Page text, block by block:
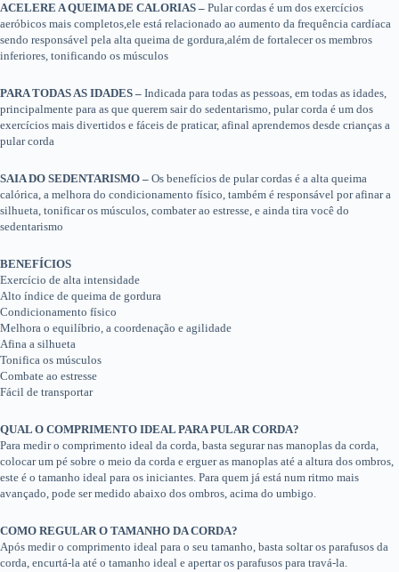
ACELERE A QUEIMA DE CALORIAS – Pular cordas é um dos exercícios
aeróbicos mais completos,ele está relacionado ao aumento da frequência cardíaca
sendo responsável pela alta queima de gordura,além de fortalecer os membros
inferiores, tonificando os músculos
PARA TODAS AS IDADES – Indicada para todas as pessoas, em todas as idades,
principalmente para as que querem sair do sedentarismo, pular corda é um dos
exercícios mais divertidos e fáceis de praticar, afinal aprendemos desde crianças a
pular corda
SAIA DO SEDENTARISMO – Os benefícios de pular cordas é a alta queima
calórica, a melhora do condicionamento físico, também é responsável por afinar a
silhueta, tonificar os músculos, combater ao estresse, e ainda tira você do
sedentarismo
BENEFÍCIOS
Exercício de alta intensidade
Alto índice de queima de gordura
Condicionamento físico
Melhora o equilíbrio, a coordenação e agilidade
Afina a silhueta
Tonifica os músculos
Combate ao estresse
Fácil de transportar
QUAL O COMPRIMENTO IDEAL PARA PULAR CORDA?
Para medir o comprimento ideal da corda, basta segurar nas manoplas da corda,
colocar um pé sobre o meio da corda e erguer as manoplas até a altura dos ombros,
este é o tamanho ideal para os iniciantes. Para quem já está num ritmo mais
avançado, pode ser medido abaixo dos ombros, acima do umbigo.
COMO REGULAR O TAMANHO DA CORDA?
Após medir o comprimento ideal para o seu tamanho, basta soltar os parafusos da
corda, encurtá-la até o tamanho ideal e apertar os parafusos para travá-la.